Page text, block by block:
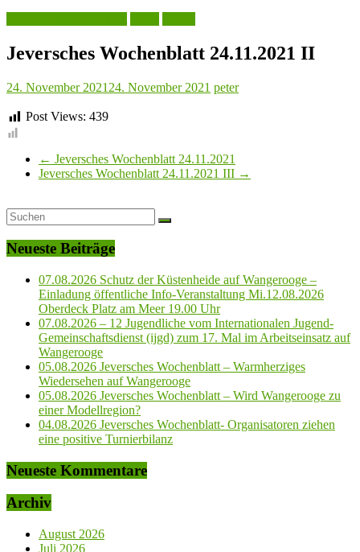
Jeversches Wochenblatt 24.11.2021 II
24. November 2021 24. November 2021 peter
Post Views: 439
← Jeversches Wochenblatt 24.11.2021
Jeversches Wochenblatt 24.11.2021 III →
Neueste Beiträge
07.08.2026 Schutz der Küstenheide auf Wangerooge –
Einladung öffentliche Info-Veranstaltung Mi.12.08.2026
Oberdeck Platz am Meer 19.00 Uhr
07.08.2026 – 12 Jugendliche vom Internationalen Jugend-
Gemeinschaftsdienst (ijgd) zum 17. Mal im Arbeitseinsatz auf
Wangerooge
05.08.2026 Jeversches Wochenblatt – Warmherziges
Wiedersehen auf Wangerooge
05.08.2026 Jeversches Wochenblatt – Wird Wangerooge zu
einer Modellregion?
04.08.2026 Jeversches Wochenblatt- Organisatoren ziehen
eine positive Turnierbilanz
Neueste Kommentare
Archiv
August 2026
Juli 2026